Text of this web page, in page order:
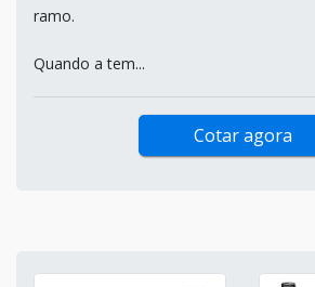
ramo.
Quando a tem...
Cotar agora